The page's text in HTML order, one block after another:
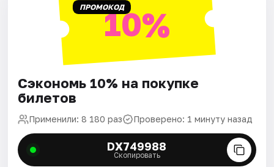
ПРОМОКОД10%
Сэкономь 10% на покупке
билетов
Применили: 8 180 раз Проверено: 1 минуту назад
DX749988
Скопировать